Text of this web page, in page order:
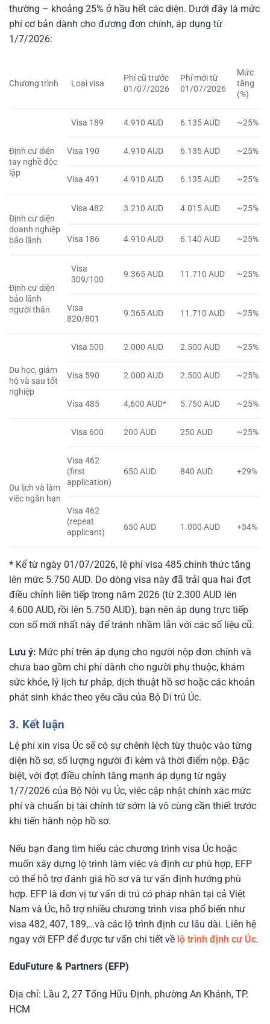
thường – khoảng 25% ở hầu hết các diện. Dưới đây là mức
phí cơ bản dành cho đương đơn chính, áp dụng từ
1/7/2026:
Chương trình Loại visa
Phí cũ trước
01/07/2026
Phí mới từ
01/07/2026
Mức
tăng
(%)
Định cư diện
tay nghề độc
lập
Visa 189 4.910 AUD 6.135 AUD ~25%
Visa 190 4.910 AUD 6.135 AUD ~25%
Visa 491 4.910 AUD 6.135 AUD ~25%
Định cư diện
doanh nghiệp
bảo lãnh
Visa 482 3.210 AUD 4.015 AUD ~25%
Visa 186 4.910 AUD 6.140 AUD ~25%
Định cư diện
bảo lãnh
người thân
Visa
309/100
9.365 AUD 11.710 AUD ~25%
Visa
820/801
9.365 AUD 11.710 AUD ~25%
Du học, giám
hộ và sau tốt
nghiệp
Visa 500 2.000 AUD 2.500 AUD ~25%
Visa 590 2.000 AUD 2.500 AUD ~25%
Visa 485 4,600 AUD* 5.750 AUD ~25%
Du lịch và làm
việc ngắn hạn
Visa 600 200 AUD 250 AUD ~25%
Visa 462
(first
application)
650 AUD 840 AUD +29%
Visa 462
(repeat
applicant)
650 AUD 1.000 AUD +54%
* Kể từ ngày 01/07/2026, lệ phí visa 485 chính thức tăng
lên mức 5.750 AUD. Do dòng visa này đã trải qua hai đợt
điều chỉnh liên tiếp trong năm 2026 (từ 2.300 AUD lên
4.600 AUD, rồi lên 5.750 AUD), bạn nên áp dụng trực tiếp
con số mới nhất này để tránh nhầm lẫn với các số liệu cũ.
Lưu ý: Mức phí trên áp dụng cho người nộp đơn chính và
chưa bao gồm chi phí dành cho người phụ thuộc, khám
sức khỏe, lý lịch tư pháp, dịch thuật hồ sơ hoặc các khoản
phát sinh khác theo yêu cầu của Bộ Di trú Úc.
3. Kết luận
Lệ phí xin visa Úc sẽ có sự chênh lệch tùy thuộc vào từng
diện hồ sơ, số lượng người đi kèm và thời điểm nộp. Đặc
biệt, với đợt điều chỉnh tăng mạnh áp dụng từ ngày
1/7/2026 của Bộ Nội vụ Úc, việc cập nhật chính xác mức
phí và chuẩn bị tài chính từ sớm là vô cùng cần thiết trước
khi tiến hành nộp hồ sơ.
Nếu bạn đang tìm hiểu các chương trình visa Úc hoặc
muốn xây dựng lộ trình làm việc và định cư phù hợp, EFP
có thể hỗ trợ đánh giá hồ sơ và tư vấn định hướng phù
hợp. EFP là đơn vị tư vấn di trú có pháp nhân tại cả Việt
Nam và Úc, hỗ trợ nhiều chương trình visa phổ biến như
visa 482, 407, 189,…và các lộ trình định cư lâu dài. Liên hệ
ngay với EFP để được tư vấn chi tiết về lộ trình định cư Úc.
EduFuture & Partners (EFP)
Địa chỉ: Lầu 2, 27 Tống Hữu Định, phường An Khánh, TP.
HCM